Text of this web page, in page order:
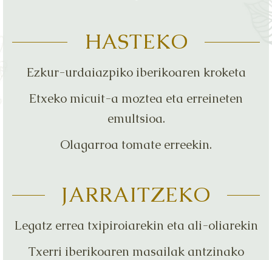
HASTEKO
Ezkur-urdaiazpiko iberikoaren kroketa
Etxeko micuit-a moztea eta erreineten
emultsioa.
Olagarroa tomate erreekin.
JARRAITZEKO
Legatz errea txipiroiarekin eta ali-oliarekin
Txerri iberikoaren masailak antzinako